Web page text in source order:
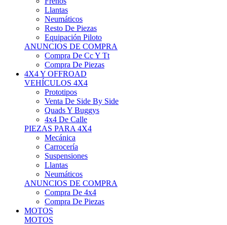
Neumáticos
Resto De Piezas
Equipación Piloto
ANUNCIOS DE COMPRA
Compra De Cc Y Tt
Compra De Piezas
4X4 Y OFFROAD
VEHÍCULOS 4X4
Prototipos
Venta De Side By Side
Quads Y Buggys
4x4 De Calle
PIEZAS PARA 4X4
Mecánica
Carrocería
Suspensiones
Llantas
Neumáticos
ANUNCIOS DE COMPRA
Compra De 4x4
Compra De Piezas
MOTOS
MOTOS
Motos De Circuito